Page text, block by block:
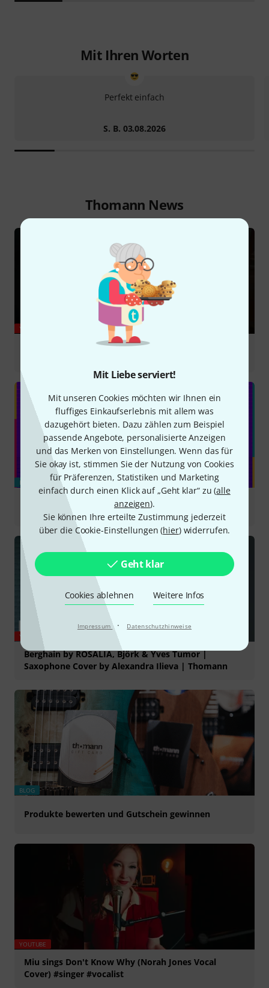
Mit Liebe serviert!
Mit unseren Cookies möchten wir Ihnen ein
fluffiges Einkaufserlebnis mit allem was
dazugehört bieten. Dazu zählen zum Beispiel
passende Angebote, personalisierte Anzeigen
und das Merken von Einstellungen. Wenn das für
Sie okay ist, stimmen Sie der Nutzung von Cookies
für Präferenzen, Statistiken und Marketing
einfach durch einen Klick auf „Geht klar“ zu (alle
anzeigen).
Sie können Ihre erteilte Zustimmung jederzeit
über die Cookie-Einstellungen (hier) widerrufen.
Geht klar
Cookies ablehnen Weitere Infos
Impressum · Datenschutzhinweise
Mit Ihren Worten
Perfekt einfach
S. B. 03.08.2026
Thomann News
YOUTUBE
Marie Leloup covers Zombie by The Cranberries
BLOG
New Gear August - unsere Auswahl an
Musikequipment
YOUTUBE
Berghain by ROSALÍA, Björk & Yves Tumor |
Saxophone Cover by Alexandra Ilieva | Thomann
BLOG
Produkte bewerten und Gutschein gewinnen
YOUTUBE
Miu sings Don't Know Why (Norah Jones Vocal
Cover) #singer #vocalist